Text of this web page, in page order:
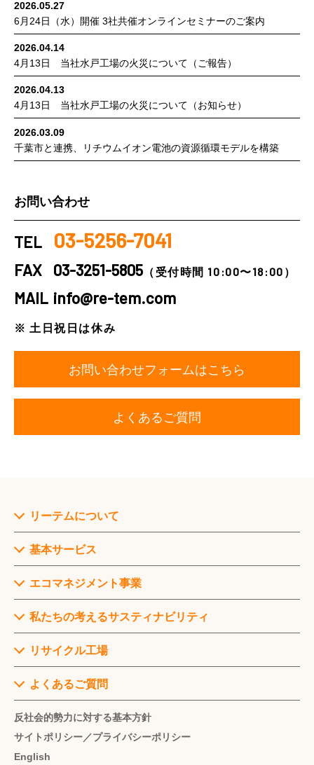
2026.05.27
6月24日（水）開催 3社共催オンラインセミナーのご案内
2026.04.14
4月13日 当社水戸工場の火災について（ご報告）
2026.04.13
4月13日 当社水戸工場の火災について（お知らせ）
2026.03.09
千葉市と連携、リチウムイオン電池の資源循環モデルを構築
お問い合わせ
TEL 03-5256-7041
FAX 03-3251-5805 （受付時間 10:00〜18:00）
MAIL info@re-tem.com
※ 土日祝日は休み
お問い合わせフォームはこちら
よくあるご質問
リーテムについて
代
表
挨
営
革
基
基本サービス
サ
ー
ビ
一
覧
再
源
化
サ
エコマネジメント事業
事
業
一
境・
ス
テ
私たちの考えるサスティナビリティ
私
た
ち
サ
テ
ィ
リサイクル工場
東
京
工
よくあるご質問
反社会的勢力に対する基本方針
サイトポリシー／プライバシーポリシー
English